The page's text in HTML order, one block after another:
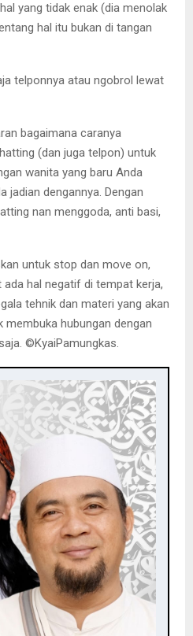
yang tidak enak (dia menolak
hal itu bukan di tangan
telponnya atau ngobrol lewat
bagaimana caranya
(dan juga telpon) untuk
wanita yang baru Anda
jadian dengannya. Dengan
nan menggoda, anti basi,
untuk stop dan move on,
hal negatif di tempat kerja,
tehnik dan materi yang akan
hubungan dengan
©️KyaiPamungkas.